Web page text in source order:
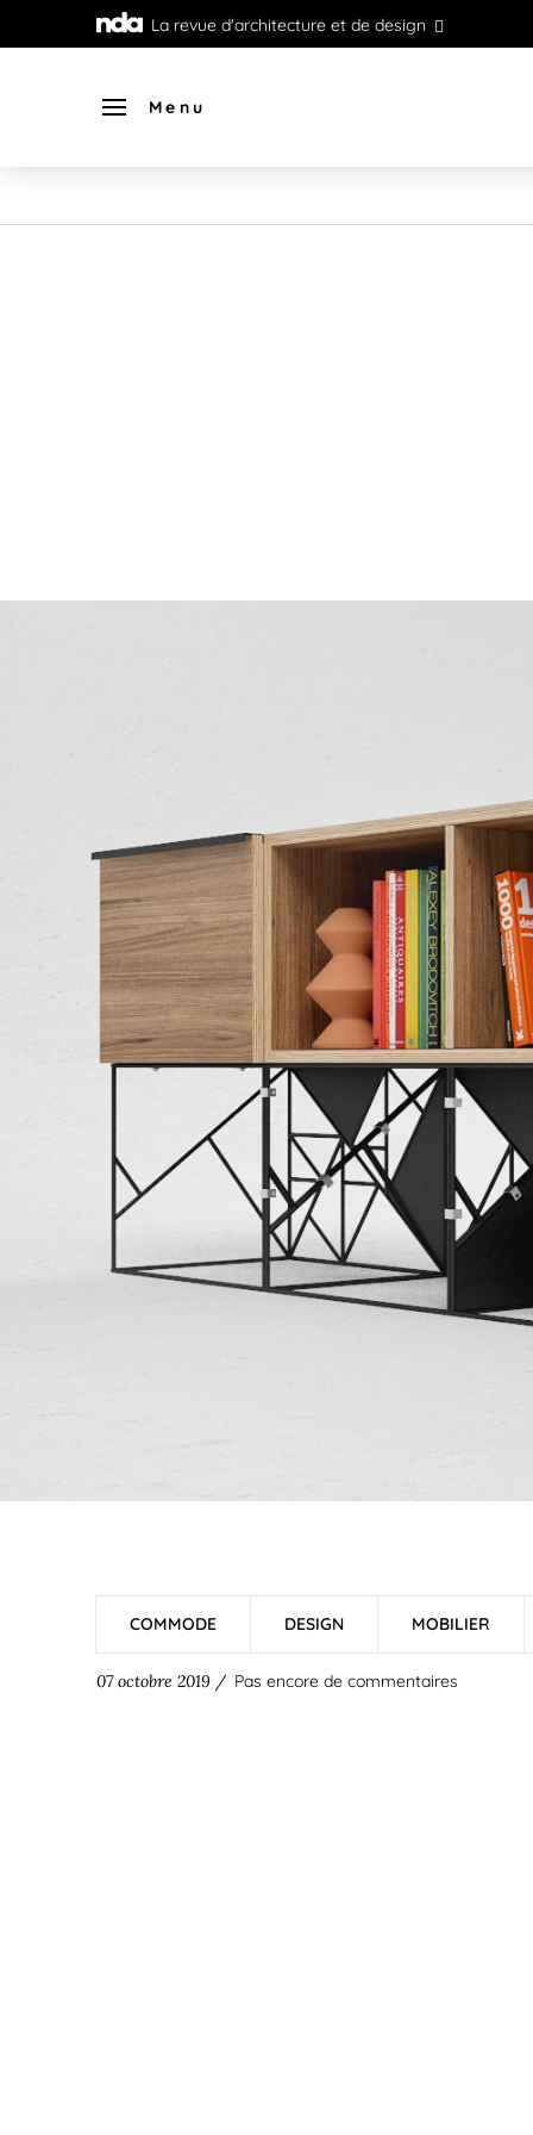
La revue d'architecture et de design
Menu
COMMODE DESIGN MOBILIER
07 octobre 2019 / Pas encore de commentaires